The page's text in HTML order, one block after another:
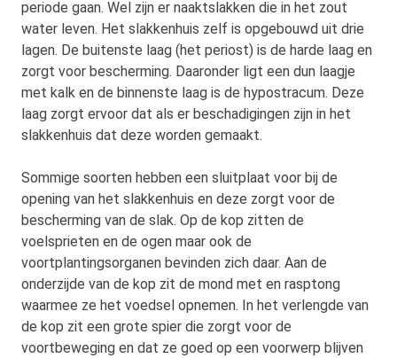
periode gaan. Wel zijn er naaktslakken die in het zout
water leven. Het slakkenhuis zelf is opgebouwd uit drie
lagen. De buitenste laag (het periost) is de harde laag en
zorgt voor bescherming. Daaronder ligt een dun laagje
met kalk en de binnenste laag is de hypostracum. Deze
laag zorgt ervoor dat als er beschadigingen zijn in het
slakkenhuis dat deze worden gemaakt.
Sommige soorten hebben een sluitplaat voor bij de
opening van het slakkenhuis en deze zorgt voor de
bescherming van de slak. Op de kop zitten de
voelsprieten en de ogen maar ook de
voortplantingsorganen bevinden zich daar. Aan de
onderzijde van de kop zit de mond met en rasptong
waarmee ze het voedsel opnemen. In het verlengde van
de kop zit een grote spier die zorgt voor de
voortbeweging en dat ze goed op een voorwerp blijven